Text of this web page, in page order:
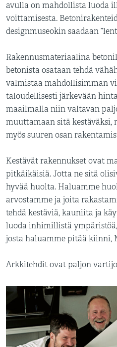
avulla on mahdollista luoda
voittamisesta.
designmuseokin saadaan
Rakennusmateriaalina
betonista osataan tehdä
valmistaa mahdollisimman
taloudellisesti järkevään
maailmalla niin valtavan
muuttamaan sitä kestäväksi,
myös suuren osan
Kestävät rakennukset ovat
pitkäikäisiä. Jotta ne sitä
hyvää huolta. Haluamme
arvostamme ja joita
tehdä kestäviä, kauniita ja
luoda inhimillistä
josta haluamme pitää kiinni,
Arkkitehdit ovat paljon